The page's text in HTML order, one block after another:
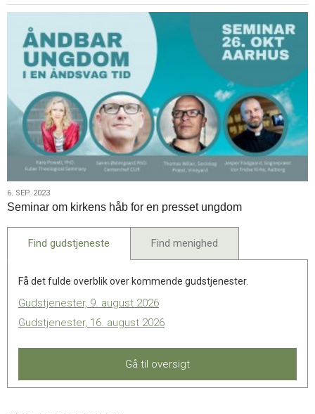
6.
sep.
6. SEP. 2023
Seminar om kirkens håb for en presset ungdom
Find gudstjeneste Find menighed
Få det fulde overblik over kommende gudstjenester.
Gudstjenester, 9. august 2026
Gudstjenester, 16. august 2026
Gå til oversigt